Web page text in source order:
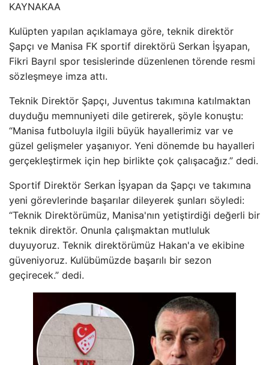
KAYNAKAA
Kulüpten yapılan açıklamaya göre, teknik direktör
Şapçı ve Manisa FK sportif direktörü Serkan İşyapan,
Fikri Bayrıl spor tesislerinde düzenlenen törende resmi
sözleşmeye imza attı.
Teknik Direktör Şapçı, Juventus takımına katılmaktan
duyduğu memnuniyeti dile getirerek, şöyle konuştu:
“Manisa futboluyla ilgili büyük hayallerimiz var ve
güzel gelişmeler yaşanıyor. Yeni dönemde bu hayalleri
gerçekleştirmek için hep birlikte çok çalışacağız.” dedi.
Sportif Direktör Serkan İşyapan da Şapçı ve takımına
yeni görevlerinde başarılar dileyerek şunları söyledi:
“Teknik Direktörümüz, Manisa'nın yetiştirdiği değerli bir
teknik direktör. Onunla çalışmaktan mutluluk
duyuyoruz. Teknik direktörümüz Hakan'a ve ekibine
güveniyoruz. Kulübümüzde başarılı bir sezon
geçirecek.” dedi.